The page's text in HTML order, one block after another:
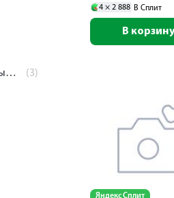
Елатомский приборный завод (3)
4 × 2 888 В Сплит
В корзину
Яндекс Сплит